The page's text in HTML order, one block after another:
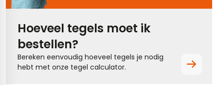
Hoeveel tegels moet ik
bestellen?
Bereken eenvoudig hoeveel tegels je nodig
hebt met onze tegel calculator.